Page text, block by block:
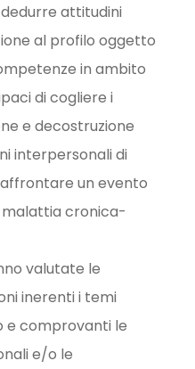
attitudini
al profilo oggetto
in ambito
di cogliere i
e decostruzione
interpersonali di
un evento
cronica-
valutate le
inerenti i temi
e comprovanti le
e/o le